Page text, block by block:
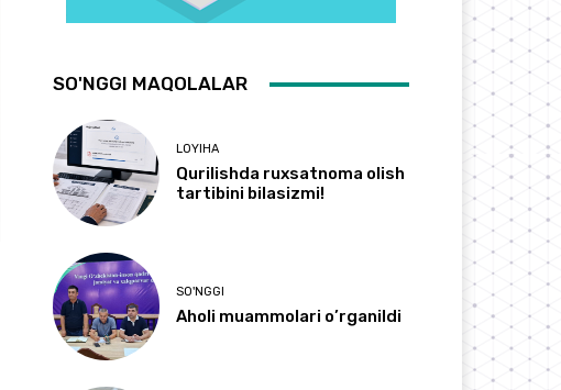
SO'NGGI MAQOLALAR
LOYIHA
Qurilishda ruxsatnoma olish
tartibini bilasizmi!
SO'NGGI
Aholi muammolari o’rganildi